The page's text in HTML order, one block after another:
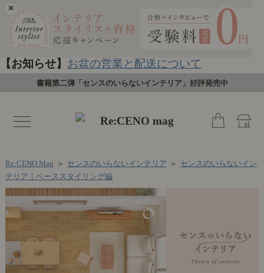
×
【お知らせ】 お盆の営業と配送について
書籍第二弾「センスのいらないインテリア」好評発売中
toggle
navigation
Re:CENO Mag ＞ センスのいらないインテリア ＞ センスのいらないイン
テリア｜ベーススタイリング編